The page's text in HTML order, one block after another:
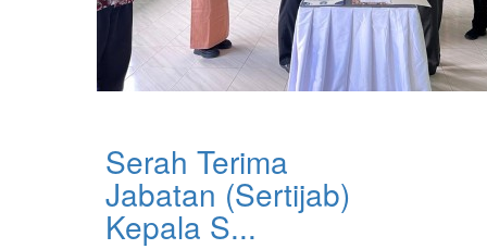
Serah Terima
Jabatan (Sertijab)
Kepala S...